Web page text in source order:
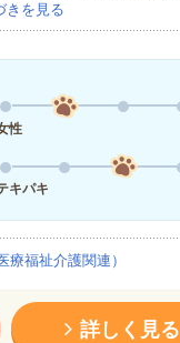
きを見る
性
キパキ
福祉介護関連）
詳しく見る